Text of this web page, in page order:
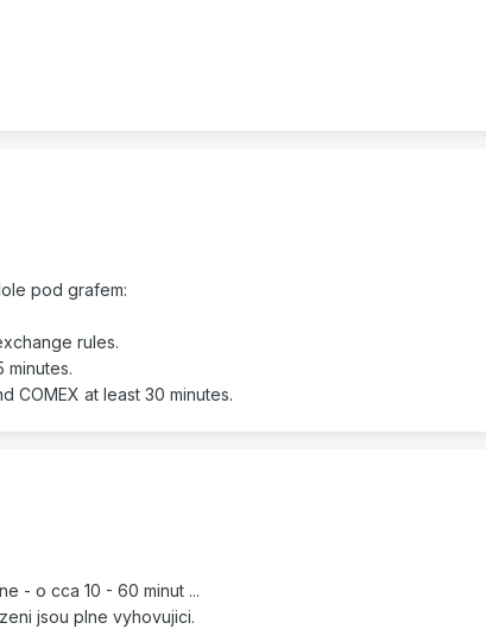
pod grafem:
rules.
minutes.
COMEX at least 30 minutes.
- o cca 10 - 60 minut ...
jsou plne vyhovujici.